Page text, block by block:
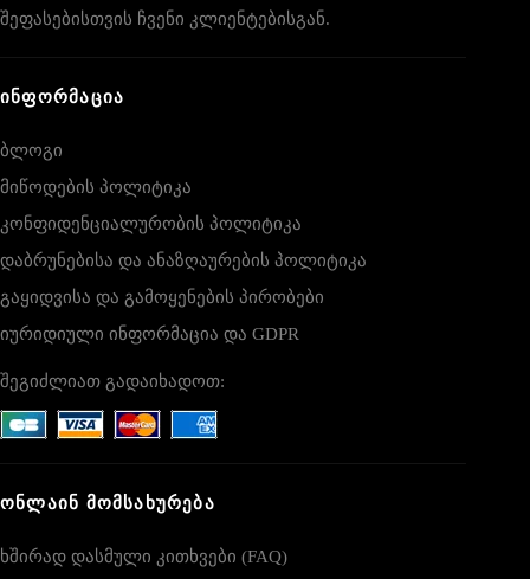
შეფასებისთვის ჩვენი კლიენტებისგან.
ᲘᲜᲤᲝᲠᲛᲐᲪᲘᲐ
ბლოგი
მიწოდების პოლიტიკა
კონფიდენციალურობის პოლიტიკა
დაბრუნებისა და ანაზღაურების პოლიტიკა
გაყიდვისა და გამოყენების პირობები
იურიდიული ინფორმაცია და GDPR
შეგიძლიათ გადაიხადოთ:
ᲝᲜᲚᲐᲘᲜ ᲛᲝᲛᲡᲐᲮᲣᲠᲔᲑᲐ
ხშირად დასმული კითხვები (FAQ)